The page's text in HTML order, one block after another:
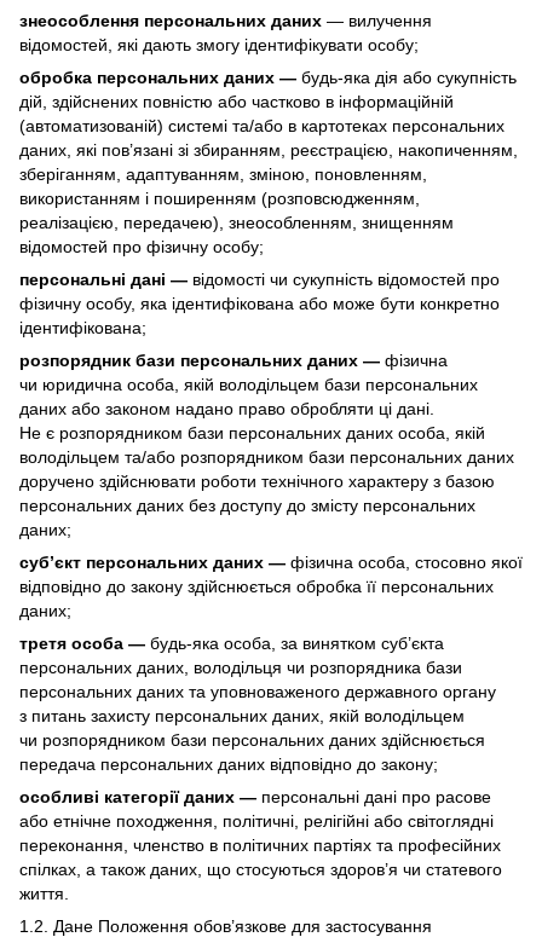
знеособлення персональних даних — вилучення
відомостей, які дають змогу ідентифікувати особу;
обробка персональних даних — будь-яка дія або сукупність
дій, здійснених повністю або частково в інформаційній
(автоматизованій) системі та/або в картотеках персональних
даних, які пов’язані зі збиранням, реєстрацією, накопиченням,
зберіганням, адаптуванням, зміною, поновленням,
використанням і поширенням (розповсюдженням,
реалізацією, передачею), знеособленням, знищенням
відомостей про фізичну особу;
персональні дані — відомості чи сукупність відомостей про
фізичну особу, яка ідентифікована або може бути конкретно
ідентифікована;
розпорядник бази персональних даних — фізична
чи юридична особа, якій володільцем бази персональних
даних або законом надано право обробляти ці дані.
Не є розпорядником бази персональних даних особа, якій
володільцем та/або розпорядником бази персональних даних
доручено здійснювати роботи технічного характеру з базою
персональних даних без доступу до змісту персональних
даних;
суб’єкт персональних даних — фізична особа, стосовно якої
відповідно до закону здійснюється обробка її персональних
даних;
третя особа — будь-яка особа, за винятком суб’єкта
персональних даних, володільця чи розпорядника бази
персональних даних та уповноваженого державного органу
з питань захисту персональних даних, якій володільцем
чи розпорядником бази персональних даних здійснюється
передача персональних даних відповідно до закону;
особливі категорії даних — персональні дані про расове
або етнічне походження, політичні, релігійні або світоглядні
переконання, членство в політичних партіях та професійних
спілках, а також даних, що стосуються здоров’я чи статевого
життя.
1.2. Дане Положення обов’язкове для застосування